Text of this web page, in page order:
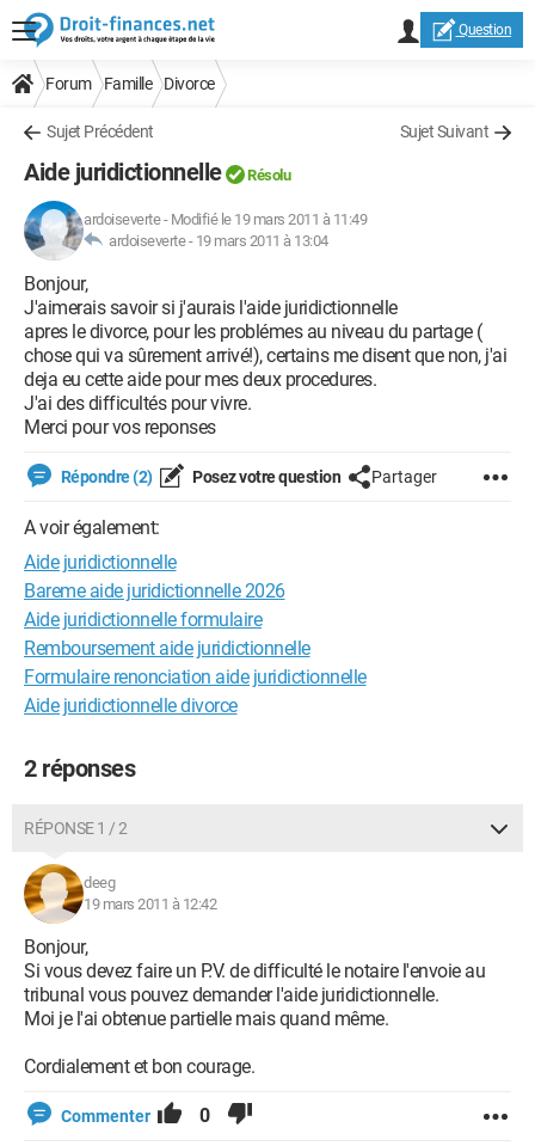
Question
Forum Famille Divorce
Sujet Précédent Sujet Suivant
Aide juridictionnelle Résolu
ardoiseverte- Modifié le 19 mars 2011 à 11:49
ardoiseverte - 19 mars 2011 à 13:04
Bonjour,
J'aimerais savoir si j'aurais l'aide juridictionnelle
apres le divorce, pour les problémes au niveau du partage (
chose qui va sûrement arrivé!), certains me disent que non, j'ai
deja eu cette aide pour mes deux procedures.
J'ai des difficultés pour vivre.
Merci pour vos reponses
Répondre (2) Posez votre question Partager
A voir également:
Aide juridictionnelle
Bareme aide juridictionnelle 2026
Aide juridictionnelle formulaire
Remboursement aide juridictionnelle
Formulaire renonciation aide juridictionnelle
Aide juridictionnelle divorce
2 réponses
RÉPONSE 1 / 2
deeg
19 mars 2011 à 12:42
Bonjour,
Si vous devez faire un P.V. de difficulté le notaire l'envoie au
tribunal vous pouvez demander l'aide juridictionnelle.
Moi je l'ai obtenue partielle mais quand même.
Cordialement et bon courage.
Commenter 0